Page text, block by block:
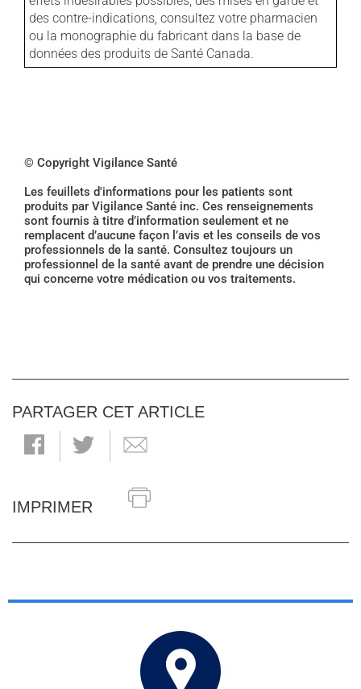
des contre-indications, consultez votre pharmacien
ou la monographie du fabricant dans la base de
données des produits de Santé Canada.
© Copyright Vigilance Santé
Les feuillets d'informations pour les patients sont
produits par Vigilance Santé inc. Ces renseignements
sont fournis à titre d’information seulement et ne
remplacent d’aucune façon l’avis et les conseils de vos
professionnels de la santé. Consultez toujours un
professionnel de la santé avant de prendre une décision
qui concerne votre médication ou vos traitements.
PARTAGER CET ARTICLE
IMPRIMER